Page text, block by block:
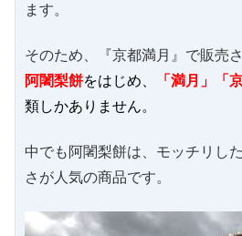
ます。
そのため、『京都満月』で販売
阿闍梨餅をはじめ、 「満月」「
類しかありません。
中でも阿闍梨餅は、モッチリし
さが人気の商品です。